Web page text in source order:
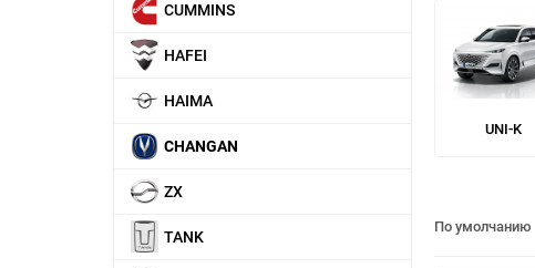
CUMMINS
HAFEI
HAIMA
CHANGAN
ZX
TANK
UNI-K
По умолчанию